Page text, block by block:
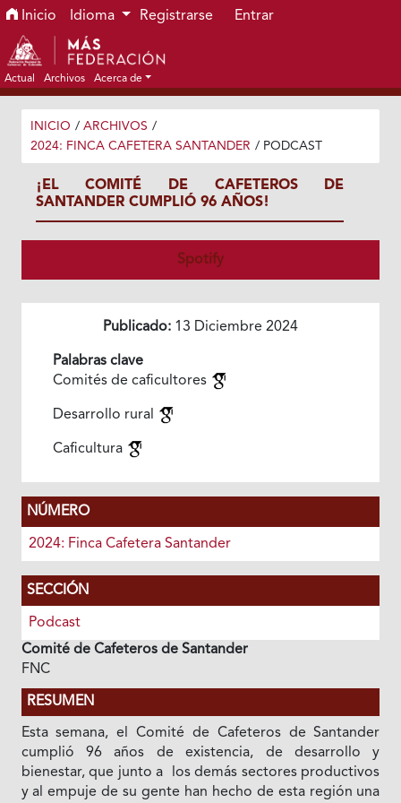
Ir al menú de navegación principal
Ir al contenido principal
Ir al pie de página del sitio
Inicio Idioma Registrarse Entrar
Actual Archivos Acerca de
INICIO / ARCHIVOS /
2024: FINCA CAFETERA SANTANDER / PODCAST
¡EL COMITÉ DE CAFETEROS DE
SANTANDER CUMPLIÓ 96 AÑOS!
Spotify
Publicado: 13 Diciembre 2024
Palabras clave
Comités de caficultores
Desarrollo rural
Caficultura
NÚMERO
2024: Finca Cafetera Santander
SECCIÓN
Podcast
Comité de Cafeteros de Santander
FNC
RESUMEN
Esta semana, el Comité de Cafeteros de Santander
cumplió 96 años de existencia, de desarrollo y
bienestar, que junto a los demás sectores productivos
y al empuje de su gente han hecho de esta región una